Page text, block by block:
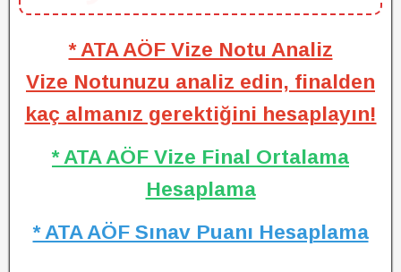
* ATA AÖF Vize Notu Analiz
Vize Notunuzu analiz edin, finalden
kaç almanız gerektiğini hesaplayın!
* ATA AÖF Vize Final Ortalama
Hesaplama
* ATA AÖF Sınav Puanı Hesaplama